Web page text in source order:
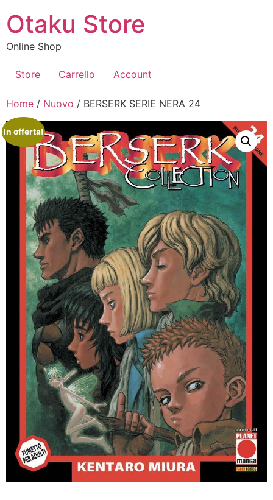
contenuto
Otaku Store
Online Shop
Store Carrello Account
Home / Nuovo / BERSERK SERIE NERA 24
In offerta!